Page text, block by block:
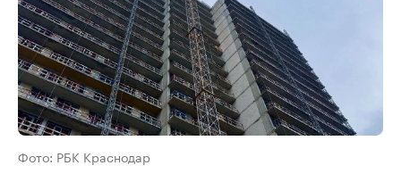
Фото: РБК Краснодар